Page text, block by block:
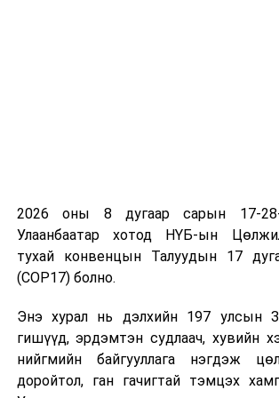
үзжээ. 2028 он хүртэл улсын
сургууль барих бөгөөд үүний 24 нь
Улаанбаатарт барих хэрэгцээ бий юм
их наяд төгрөг шаардагдах судалгаа
дунджаар 50 орчим тэрбум
Багшийг дэмжих хөтөлбөр
хүртэл 2000 багштай боломж бий
байна. Үүнд “Шилдэг төгсөгч
2026 оны 8 дугаар сарын 17-
Улаанбаатар хотод НҮБ-ын
тухай конвенцын Талуудын 17
(COP17) болно.
Энэ хурал нь дэлхийн 197 улсын
гишүүд, эрдэмтэн судлаач, хувийн
нийгмийн байгууллага нэгдэж
доройтол, ган гачигтай тэмцэх